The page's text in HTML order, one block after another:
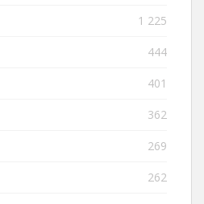
1 225
444
401
362
269
262